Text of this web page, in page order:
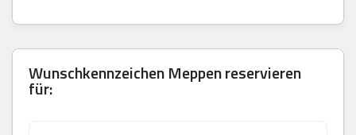
Wunschkennzeichen Meppen reservieren
für: